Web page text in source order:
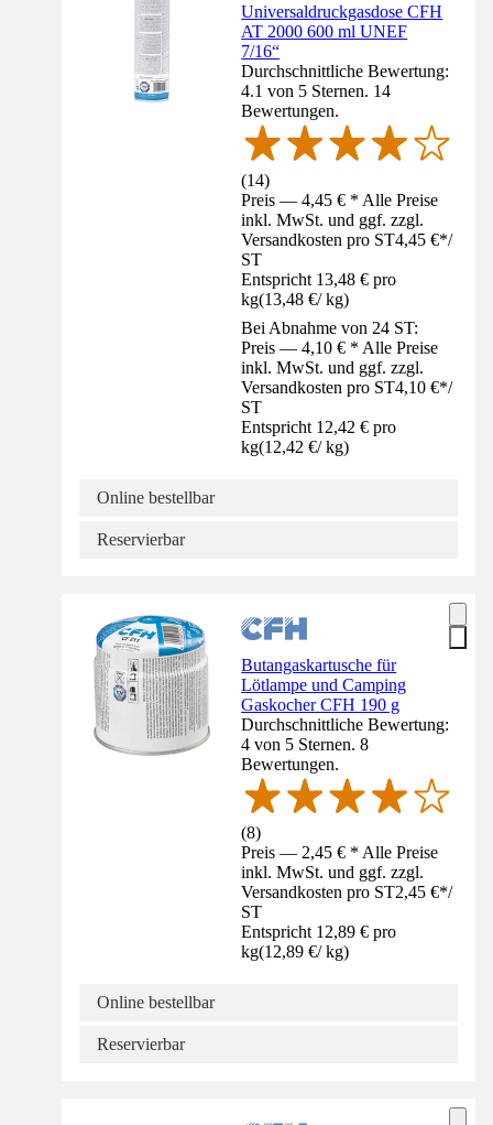
Universaldruckgasdose CFH
AT 2000 600 ml UNEF
7/16“
Durchschnittliche Bewertung:
4.1 von 5 Sternen. 14
Bewertungen.
(14)
Preis — 4,45 € * Alle Preise
inkl. MwSt. und ggf. zzgl.
Versandkosten pro ST4,45 €*/
ST
Entspricht 13,48 € pro
kg(13,48 €/ kg)
Bei Abnahme von 24 ST:
Preis — 4,10 € * Alle Preise
inkl. MwSt. und ggf. zzgl.
Versandkosten pro ST4,10 €*/
ST
Entspricht 12,42 € pro
kg(12,42 €/ kg)
Online bestellbar
Reservierbar
Butangaskartusche für
Lötlampe und Camping
Gaskocher CFH 190 g
Durchschnittliche Bewertung:
4 von 5 Sternen. 8
Bewertungen.
(8)
Preis — 2,45 € * Alle Preise
inkl. MwSt. und ggf. zzgl.
Versandkosten pro ST2,45 €*/
ST
Entspricht 12,89 € pro
kg(12,89 €/ kg)
Online bestellbar
Reservierbar